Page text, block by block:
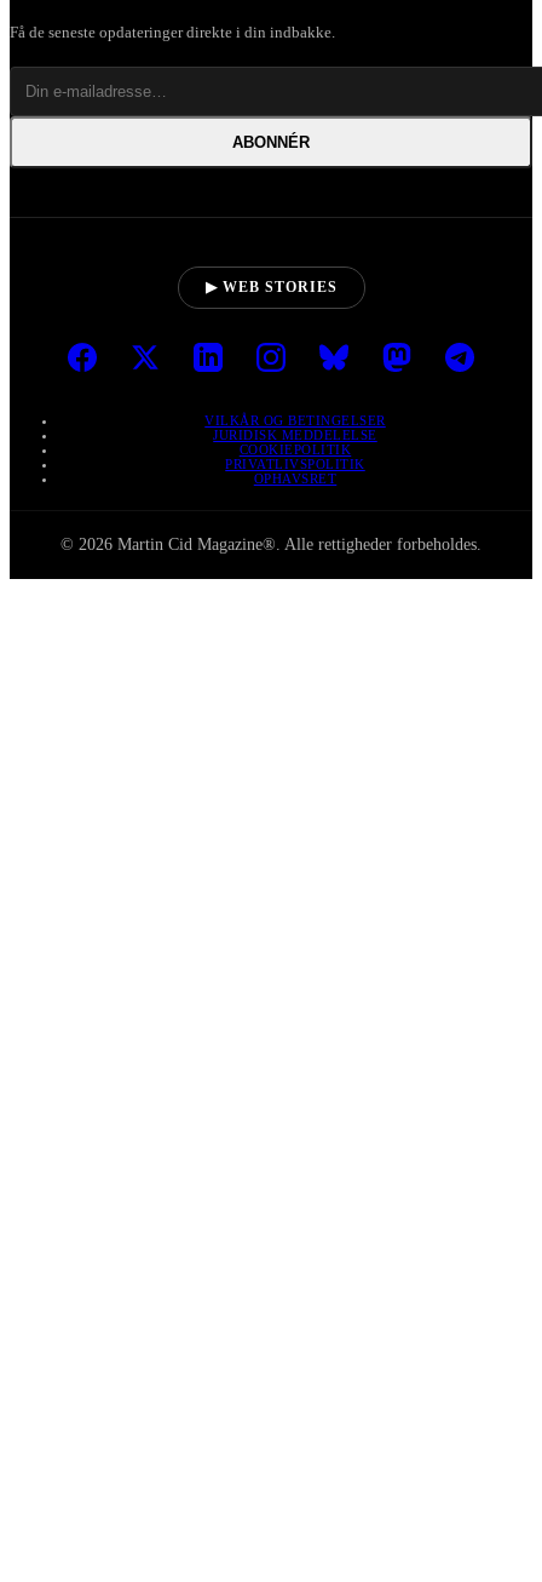
Få de seneste opdateringer direkte i din indbakke.
ABONNÉR
▶ WEB STORIES
VILKÅR OG BETINGELSER
JURIDISK MEDDELELSE
COOKIEPOLITIK
PRIVATLIVSPOLITIK
OPHAVSRET
© 2026 Martin Cid Magazine®. Alle rettigheder forbeholdes.